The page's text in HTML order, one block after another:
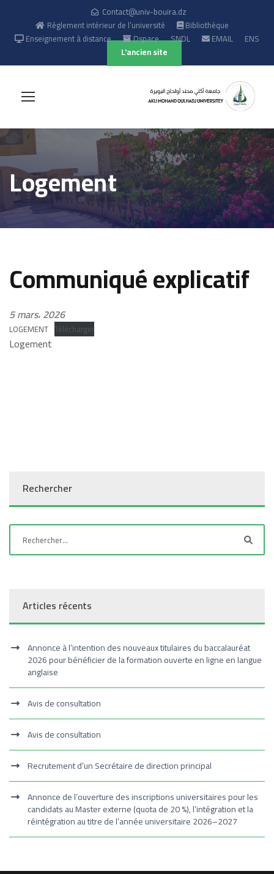
Contact@univ-bouira.dz
Règlement intérieur de l’université
Bibliothèque
Enseignement à distance
Dspace SNDL EMAIL
ENS
L'ancien site
Logement
Communiqué explicatif
5 mars، 2026
LOGEMENT Télécharger
Logement
Rechercher
Articles récents
Annonce à l’intention des nouveaux titulaires du baccalauréat
2026 pour bénéficier de la formation ouverte en ligne en langue
anglaise
Avis de consultation
Avis de consultation
Recrutement d’un Secrétaire de direction principal
Annonce de l’ouverture des inscriptions universitaires pour les
candidats au Master externe (quota de 20 %), l’intégration et la
réintégration au titre de l’année universitaire 2026–2027